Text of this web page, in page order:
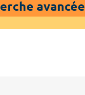
avancée